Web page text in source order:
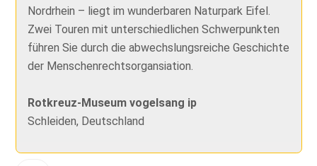
Nordrhein – liegt im wunderbaren Naturpark Eifel.
Zwei Touren mit unterschiedlichen Schwerpunkten
führen Sie durch die abwechslungsreiche Geschichte
der Menschenrechtsorgansiation.
Rotkreuz-Museum vogelsang ip
Schleiden, Deutschland